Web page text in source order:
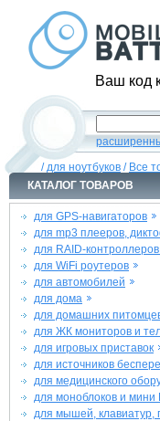
Ваш код
/для ноутбуков / Все
КАТАЛОГ ТОВАРОВ
для GPS-навигаторов
для mp3 плееров,
для RAID-
для WiFi роутеров
для автомобилей
для дома
для домашних
для ЖК мониторов и
для игровых приставок
для источников
для медицинского
для моноблоков и мини
для мышей, клавиатур,